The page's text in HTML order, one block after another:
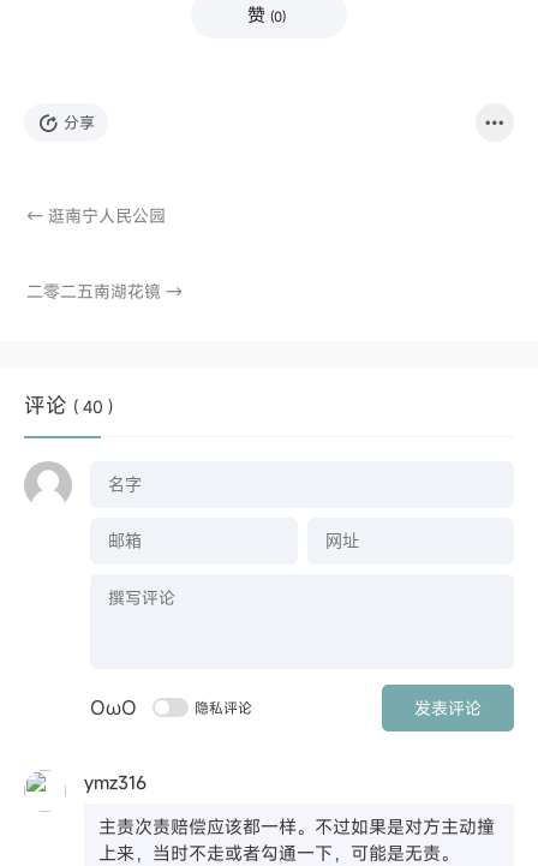
赞 (0)
分享
← 逛南宁人民公园
二零二五南湖花镜 →
评论 ( 40 )
OωO 隐私评论 发表评论
ymz316
主责次责赔偿应该都一样。不过如果是对方主动撞
上来，当时不走或者勾通一下，可能是无责。